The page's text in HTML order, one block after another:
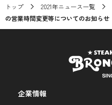
トップ 2021年ニュース一覧
の営業時間変更等についてのお知らせ
企業情報